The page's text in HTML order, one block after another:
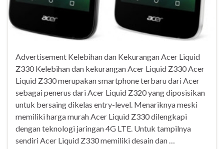
Advertisement Kelebihan dan Kekurangan Acer Liquid
Z330 Kelebihan dan kekurangan Acer Liquid Z330 Acer
Liquid Z330 merupakan smartphone terbaru dari Acer
sebagai penerus dari Acer Liquid Z320 yang diposisikan
untuk bersaing dikelas entry-level. Menariknya meski
memiliki harga murah Acer Liquid Z330 dilengkapi
dengan teknologi jaringan 4G LTE. Untuk tampilnya
sendiri Acer Liquid Z330 memiliki desain dan …